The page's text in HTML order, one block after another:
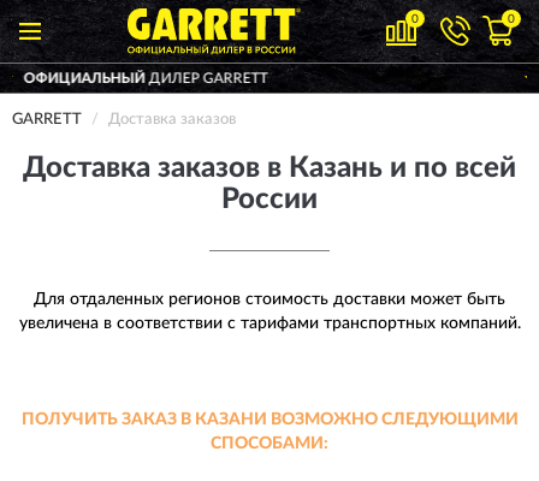
0 0
GARRETT ДОСТАВИМ ПО
GARRETT Доставка заказов
Доставка заказов в Казань и по всей
России
Для отдаленных регионов стоимость доставки может быть
увеличена в соответствии с тарифами транспортных компаний.
ПОЛУЧИТЬ ЗАКАЗ В КАЗАНИ ВОЗМОЖНО СЛЕДУЮЩИМИ
СПОСОБАМИ: